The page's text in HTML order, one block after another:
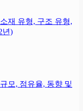
재 유형, 구조 유형,
년)
모, 점유율, 동향 및